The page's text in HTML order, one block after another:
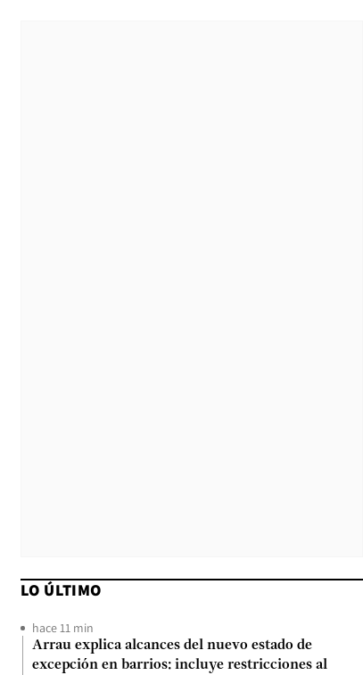
LO ÚLTIMO
hace 11 min
Arrau explica alcances del nuevo estado de
excepción en barrios: incluye restricciones al